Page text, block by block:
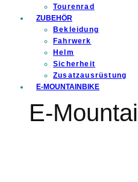
Tourenrad
ZUBEHÖR
Bekleidung
Fahrwerk
Helm
Sicherheit
Zusatzausrüstung
E-MOUNTAINBIKE
E-